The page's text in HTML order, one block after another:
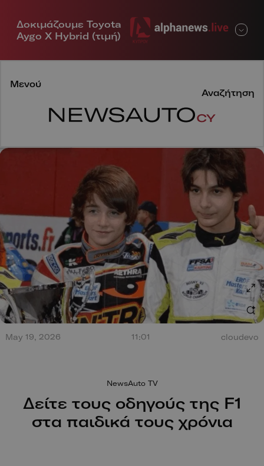
Δοκιμάζουμε Toyota
Aygo X Hybrid (τιμή)
Μενού
Αναζήτηση
Μενού
Τεράστια έκρηξη από
σύγκρουση στο Misano.
Ο οδηγός βγαίνει
100
May 19, 2026 11:01 cloudevo
Δείτε τους οδηγούς της F1
στα παιδικά τους χρόνια
NewsAuto TV